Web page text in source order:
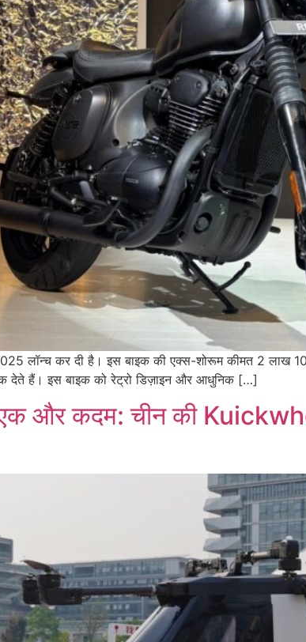
लॉन्च कर दी है। इस बाइक की एक्स-शोरूम कीमत 2 लाख
देते हैं। इस बाइक को रेट्रो डिज़ाइन और आधुनिक […]
और कदम: चीन की